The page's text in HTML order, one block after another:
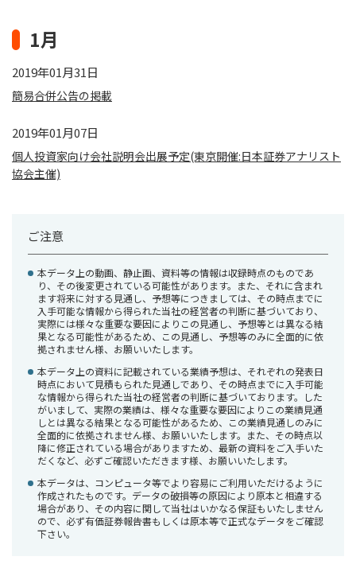
1月
2019年01月31日
簡易合併公告の掲載
2019年01月07日
個人投資家向け会社説明会出展予定(東京開催:日本証券アナリスト
協会主催)
ご注意
本データ上の動画、静止画、資料等の情報は収録時点のものであ
り、その後変更されている可能性があります。また、それに含まれ
ます将来に対する見通し、予想等につきましては、その時点までに
入手可能な情報から得られた当社の経営者の判断に基づいており、
実際には様々な重要な要因によりこの見通し、予想等とは異なる結
果となる可能性があるため、この見通し、予想等のみに全面的に依
拠されません様、お願いいたします。
本データ上の資料に記載されている業績予想は、それぞれの発表日
時点において見積もられた見通しであり、その時点までに入手可能
な情報から得られた当社の経営者の判断に基づいております。した
がいまして、実際の業績は、様々な重要な要因によりこの業績見通
しとは異なる結果となる可能性があるため、この業績見通しのみに
全面的に依拠されません様、お願いいたします。また、その時点以
降に修正されている場合がありますため、最新の資料をご入手いた
だくなど、必ずご確認いただきます様、お願いいたします。
本データは、コンピュータ等でより容易にご利用いただけるように
作成されたものです。データの破損等の原因により原本と相違する
場合があり、その内容に関して当社はいかなる保証もいたしません
ので、必ず有価証券報告書もしくは原本等で正式なデータをご確認
下さい。